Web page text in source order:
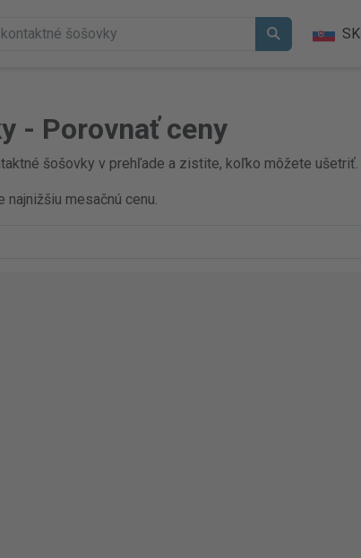
SK
- Porovnať ceny
šošovky v prehľade a zistite, koľko môžete ušetriť.
mesačnú cenu.